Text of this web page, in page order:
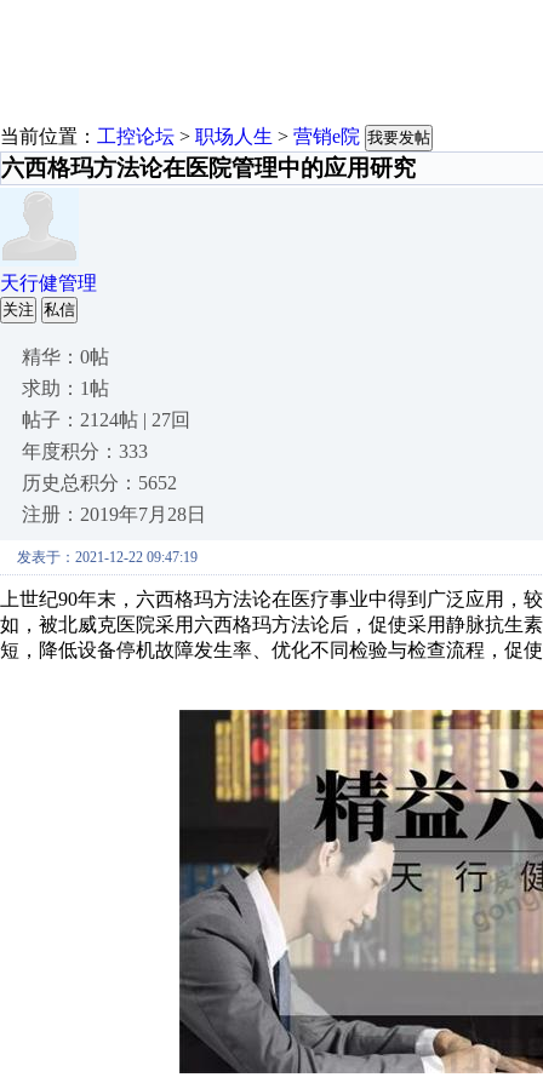
当前位置： 工控论坛 > 职场人生 > 营销e院 我要发帖
六西格玛方法论在医院管理中的应用研究
天行健管理
关注 私信
精华：0帖
求助：1帖
帖子：2124帖 | 27回
年度积分：333
历史总积分：5652
注册：2019年7月28日
发表于：2021-12-22 09:47:19
上世纪90年末，六西格玛方法论在医疗事业中得到广泛应用
如，被北威克医院采用六西格玛方法论后，促使采用静脉抗生
短，降低设备停机故障发生率、优化不同检验与检查流程，促